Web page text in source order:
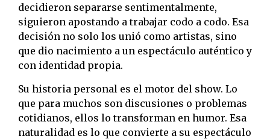
decidieron separarse sentimentalmente,
siguieron apostando a trabajar codo a codo. Esa
decisión no solo los unió como artistas, sino
que dio nacimiento a un espectáculo auténtico y
con identidad propia.
Su historia personal es el motor del show. Lo
que para muchos son discusiones o problemas
cotidianos, ellos lo transforman en humor. Esa
naturalidad es lo que convierte a su espectáculo